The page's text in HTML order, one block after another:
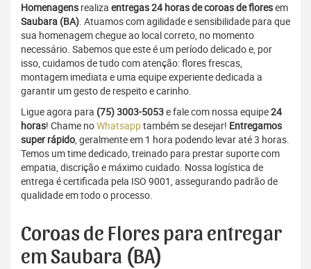
Homenagens realiza entregas 24 horas de coroas de floresem
Saubara (BA). Atuamos com agilidade e sensibilidade para que
sua homenagem chegue ao local correto, no momento
necessário. Sabemos que este é um período delicado e, por
isso, cuidamos de tudo com atenção: flores frescas,
montagem imediata e uma equipe experiente dedicada a
garantir um gesto de respeito e carinho.
Ligue agora para (75) 3003-5053e fale com nossa equipe24
horas! Chame noWhatsapptambém se desejar! Entregamos
super rápido, geralmente em 1 hora podendo levar até 3 horas.
Temos um time dedicado, treinado para prestar suporte com
empatia, discrição e máximo cuidado. Nossa logística de
entrega é certificada pela ISO 9001, assegurando padrão de
qualidade em todo o processo.
Coroas de Flores para entregar
em Saubara (BA)